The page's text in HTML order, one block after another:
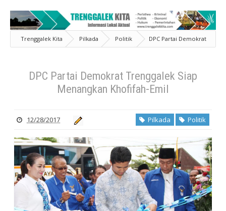
Trenggalek Kita Pilkada Politik
DPC Partai Demokrat
Trenggalek Siap Menangkan Khofifah-Emil
DPC Partai Demokrat Trenggalek Siap
Menangkan Khofifah-Emil
12/28/2017 Pilkada Politik